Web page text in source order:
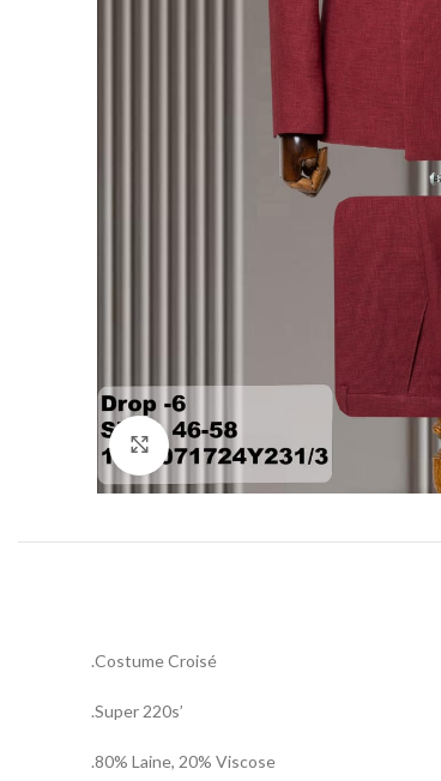
Agrandir
.Costume Croisé
.Super 220s’
.80% Laine, 20% Viscose